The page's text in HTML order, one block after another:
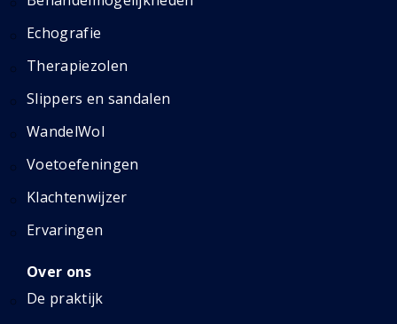
Echografie
Therapiezolen
Slippers en sandalen
WandelWol
Voetoefeningen
Klachtenwijzer
Ervaringen
Over ons
De praktijk